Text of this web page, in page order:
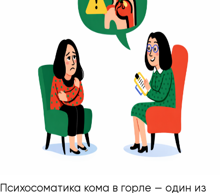
Психосоматика кома в горле — один из